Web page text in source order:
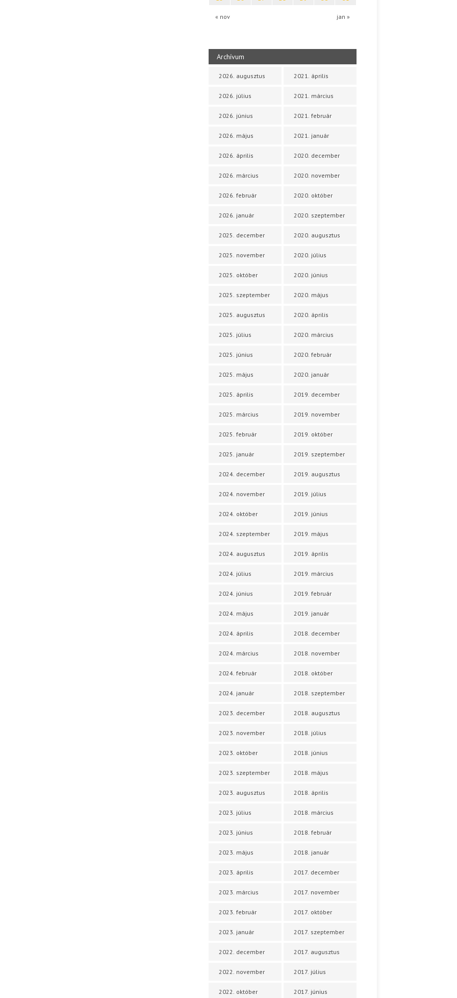
« nov jan »
Archívum
2026. augusztus
2026. július
2026. június
2026. május
2026. április
2026. március
2026. február
2026. január
2025. december
2025. november
2025. október
2025. szeptember
2025. augusztus
2025. július
2025. június
2025. május
2025. április
2025. március
2025. február
2025. január
2024. december
2024. november
2024. október
2024. szeptember
2024. augusztus
2024. július
2024. június
2024. május
2024. április
2024. március
2024. február
2024. január
2023. december
2023. november
2023. október
2023. szeptember
2023. augusztus
2023. július
2023. június
2023. május
2023. április
2023. március
2023. február
2023. január
2022. december
2022. november
2022. október
2021. április
2021. március
2021. február
2021. január
2020. december
2020. november
2020. október
2020. szeptember
2020. augusztus
2020. július
2020. június
2020. május
2020. április
2020. március
2020. február
2020. január
2019. december
2019. november
2019. október
2019. szeptember
2019. augusztus
2019. július
2019. június
2019. május
2019. április
2019. március
2019. február
2019. január
2018. december
2018. november
2018. október
2018. szeptember
2018. augusztus
2018. július
2018. június
2018. május
2018. április
2018. március
2018. február
2018. január
2017. december
2017. november
2017. október
2017. szeptember
2017. augusztus
2017. július
2017. június